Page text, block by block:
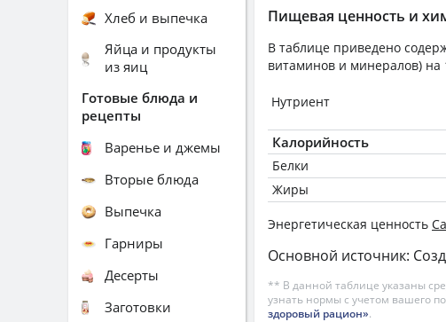
Пищевая ценность и
В таблице приведено
витаминов и минералов) на
Нутриент
Калорийность
Белки
Жиры
Энергетическая ценность
Основной источник:
** В данной таблице указаны
узнать нормы с учетом вашего
здоровый рацион».
Хлеб и выпечка
Яйца и продукты
из яиц
Готовые блюда и
рецепты
Варенье и джемы
Вторые блюда
Выпечка
Гарниры
Десерты
Заготовки